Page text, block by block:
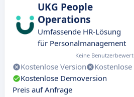
UKG People
Operations
Umfassende HR-Lösung
für Personalmanagement
Keine
Kostenlose Version
Kostenlose Demoversion
Preis auf Anfrage